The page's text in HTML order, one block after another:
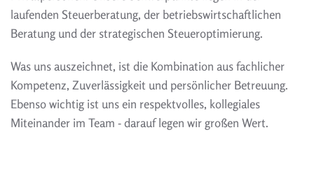
laufenden Steuerberatung, der betriebswirtschaftlichen
Beratung und der strategischen Steueroptimierung.
Was uns auszeichnet, ist die Kombination aus fachlicher
Kompetenz, Zuverlässigkeit und persönlicher Betreuung.
Ebenso wichtig ist uns ein respektvolles, kollegiales
Miteinander im Team - darauf legen wir großen Wert.